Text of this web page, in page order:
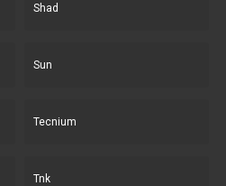
Shad
Sun
Tecnium
Tnk